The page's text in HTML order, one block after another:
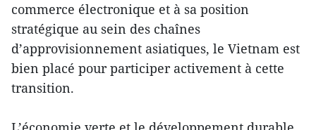
commerce électronique et à sa position
stratégique au sein des chaînes
d’approvisionnement asiatiques, le Vietnam est
bien placé pour participer activement à cette
transition.